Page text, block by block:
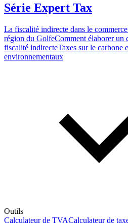
Série Expert Tax
La fiscalité indirecte dans le
région du GolfeComment élaborer un
fiscalité indirecteTaxes sur le carbone
environnementaux
Outils
Calculateur de TVACalculateur de